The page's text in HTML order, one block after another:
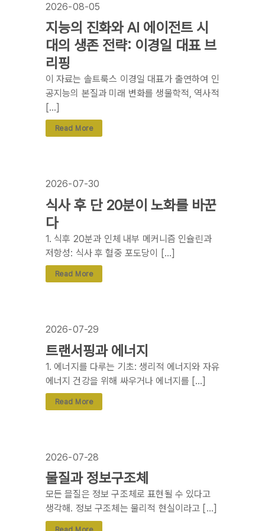
2026-08-05
지능의 진화와 AI 에이전트 시
대의 생존 전략: 이경일 대표 브
리핑
이 자료는 솔트룩스 이경일 대표가 출연하여 인
공지능의 본질과 미래 변화를 생물학적, 역사적
[…]
Read More
2026-07-30
식사 후 단 20분이 노화를 바꾼
다
1. 식후 20분과 인체 내부 메커니즘 인슐린과
저항성: 식사 후 혈중 포도당이 […]
Read More
2026-07-29
트랜서핑과 에너지
1. 에너지를 다루는 기초: 생리적 에너지와 자유
에너지 건강을 위해 싸우거나 에너지를 […]
Read More
2026-07-28
물질과 정보구조체
모든 믈질은 정보 구조체로 표현될 수 있다고
생각해. 정보 구조체는 물리적 현실이라고 […]